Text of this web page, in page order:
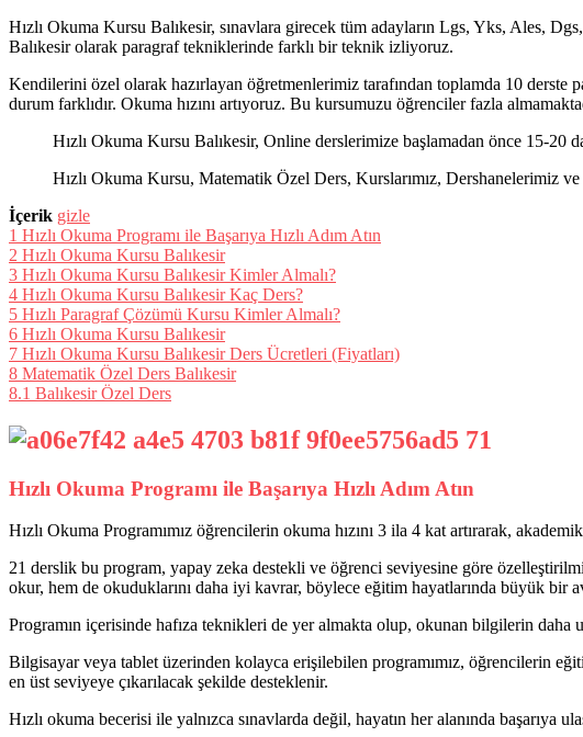
Hızlı Okuma Kursu Balıkesir, sınavlara girecek tüm adayların Lgs, Yks, Ales,
Balıkesir olarak paragraf tekniklerinde farklı bir teknik izliyoruz.
Kendilerini özel olarak hazırlayan öğretmenlerimiz tarafından toplamda 10 derste
durum farklıdır. Okuma hızını artıyoruz. Bu kursumuzu öğrenciler fazla
Hızlı Okuma Kursu Balıkesir, Online derslerimize başlamadan önce 15-
Hızlı Okuma Kursu, Matematik Özel Ders, Kurslarımız, Dershanelerimiz
İçerik gizle
1 Hızlı Okuma Programı ile Başarıya Hızlı Adım Atın
2 Hızlı Okuma Kursu Balıkesir
3 Hızlı Okuma Kursu Balıkesir Kimler Almalı?
4 Hızlı Okuma Kursu Balıkesir Kaç Ders?
5 Hızlı Paragraf Çözümü Kursu Kimler Almalı?
6 Hızlı Okuma Kursu Balıkesir
7 Hızlı Okuma Kursu Balıkesir Ders Ücretleri (Fiyatları)
8 Matematik Özel Ders Balıkesir
8.1 Balıkesir Özel Ders
Hızlı Okuma Programı ile Başarıya Hızlı Adım Atın
Hızlı Okuma Programımız öğrencilerin okuma hızını 3 ila 4 kat artırarak,
21 derslik bu program, yapay zeka destekli ve öğrenci seviyesine göre
okur, hem de okuduklarını daha iyi kavrar, böylece eğitim hayatlarında büyük bir
Programın içerisinde hafıza teknikleri de yer almakta olup, okunan bilgilerin daha
Bilgisayar veya tablet üzerinden kolayca erişilebilen programımız, öğrencilerin
en üst seviyeye çıkarılacak şekilde desteklenir.
Hızlı okuma becerisi ile yalnızca sınavlarda değil, hayatın her alanında başarıya